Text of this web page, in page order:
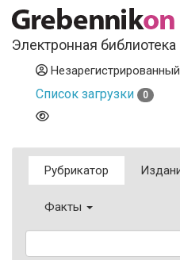
Электронная библиотека
Список загрузки 0
Рубрикатор
Факты